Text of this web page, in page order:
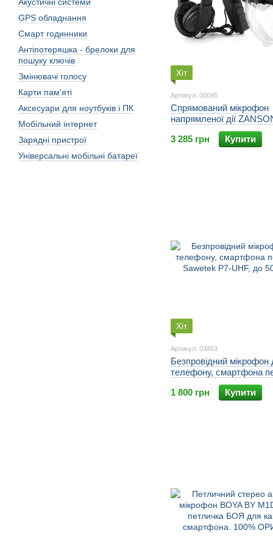
Хіт
Артикул: 00045
Спрямований мікрофон
напрямленої дії
СУПЕР ВУХО 100,
схемотехніка
3 285 грн Купити
Хіт
Артикул: 03453
Безпровідний мікрофон
телефону, смартфона
Sawetek P7-UHF, до 50
1 800 грн
Купити
GPS обладнання
Смарт годинники
Антіпотеряшка - брелоки для
пошуку ключів
Змінювачі голосу
Карти пам'яті
Аксесуари для ноутбуків і ПК
Мобільний інтернет
Зарядні пристрої
Універсальні мобільні батареї